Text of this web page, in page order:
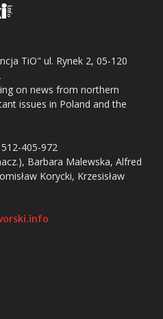
TiO" ul. Rynek 2, 05-120
on news from northern
issues in Poland and the
405-972
Barbara Malewska, Alfred
Korycki, Krzesisław